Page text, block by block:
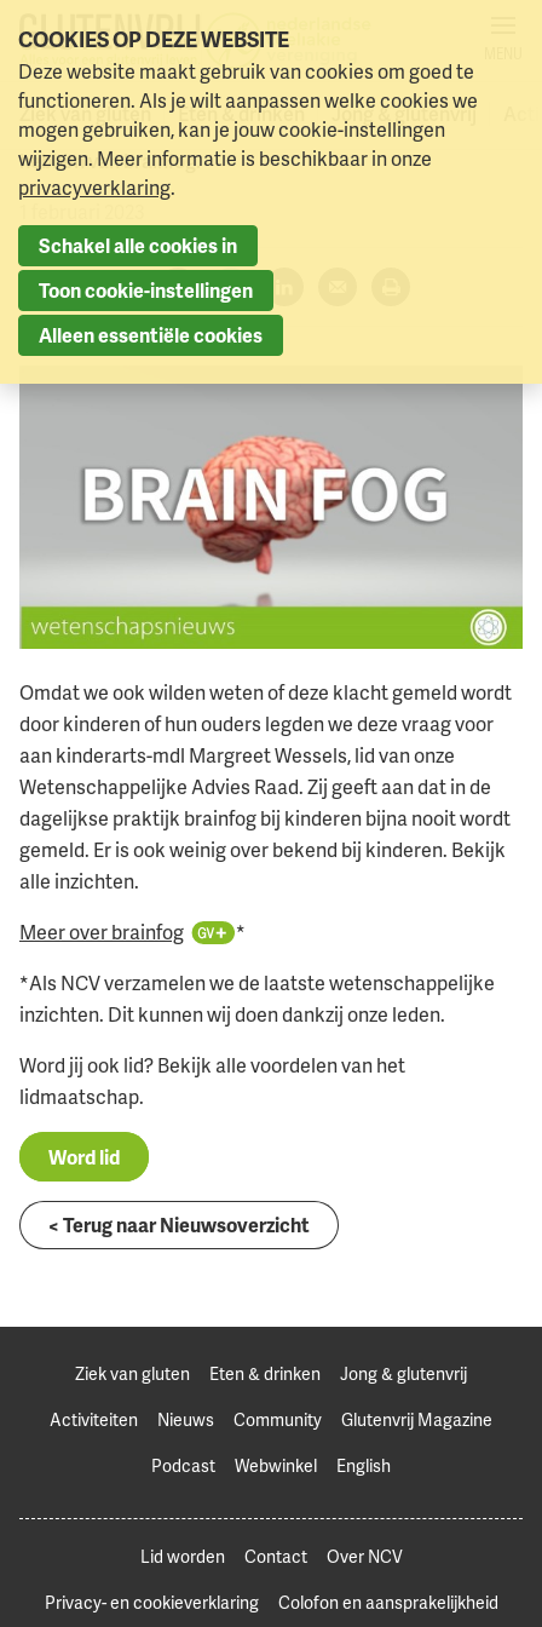
Naar menu Naar hoofdinhoud
Ziek van gluten Eten & drinken Jong & glutenvrij
Brainfog (hersenmist)
Bekend is dat volwassen coeliakiepatiënten last kunnen
hebben van brainfog.
Deel dit artikel:
Facebook
Twitter
Omdat we ook wilden weten of deze klacht gemeld wordt
door kinderen of hun ouders legden we deze vraag voor
aan kinderarts-mdl Margreet Wessels, lid van onze
Wetenschappelijke Advies Raad. Zij geeft aan dat in de
dagelijkse praktijk brainfog bij kinderen bijna nooit wordt
gemeld. Er is ook weinig over bekend bij kinderen. Bekijk
alle inzichten.
Meer over brainfog
*
*Als NCV verzamelen we de laatste wetenschappelijke
inzichten. Dit kunnen wij doen dankzij onze leden.
Word jij ook lid? Bekijk alle voordelen van het
lidmaatschap.
Word lid
< Terug naar Nieuwsoverzicht
Ziek van gluten Eten & drinken
Jong & glutenvrij
Activiteiten
Nieuws Community
Glutenvrij Magazine
Podcast
Webwinkel English
Lid worden Contact
Over NCV
Privacy- en cookieverklaring
Colofon en aansprakelijkheid
COOKIES OP DEZE WEBSITE
Deze website maakt gebruik van cookies om goed te
functioneren. Als je wilt aanpassen welke cookies we
mogen gebruiken, kan je jouw cookie-instellingen
wijzigen. Meer informatie is beschikbaar in onze
privacyverklaring.
Schakel alle cookies in
Toon cookie-instellingen
Alleen essentiële cookies